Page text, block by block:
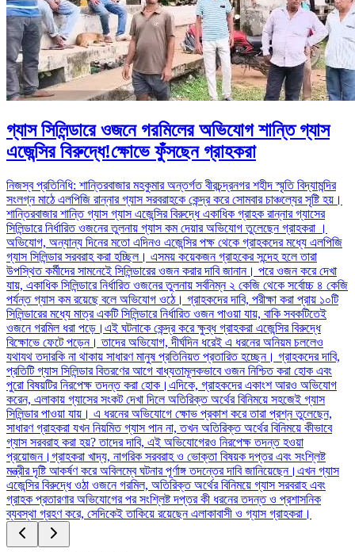
গ্যাস সিলিন্ডারে ওজনে গরমিলের অভিযোগ শান্তি গ্যাস
এজেন্সির বিরুদ্ধে!ক্ষোভে ফুঁসছেন গ্রাহকরা
নিজস্ব প্রতিনিধি: শান্তিরবাজার মহকুমার অন্তর্গত বীরচন্দ্রনগর শহীদ স্মৃতি বিদ্যামন্দির
সংলগ্ন মাঠে এলপিজি রান্নার গ্যাস সরবরাহকে কেন্দ্র করে সোমবার চাঞ্চল্যের সৃষ্টি হয়।
শান্তিরবাজার শান্তি গ্যাস গ্যাস এজেন্সির বিরুদ্ধে একাধিক গ্রাহক রান্নার গ্যাসের
সিলিন্ডারে নির্ধারিত ওজনের তুলনায় গ্যাস কম দেয়ার অভিযোগ তুলেছেন গ্রাহকরা ।
অভিযোগ, অন্যান্য দিনের মতো এদিনও এজেন্সির পক্ষ থেকে গ্রাহকদের মধ্যে এলপিজি
গ্যাস সিলিন্ডার সরবরাহ করা হচ্ছিল। এসময় কয়েকজন গ্রাহকের সন্দেহ হলে তারা
উপস্থিত কর্মীদের সামনেইে সিলিন্ডারের ওজন করার দাবি জানান। পরে ওজন করে দেখা
যায়, একাধিক সিলিন্ডারে নির্ধারিত ওজনের তুলনায় সর্বনিম্ন ২ কেজি থেকে সর্বোচ্চ ৪ কেজি
পর্যন্ত গ্যাস কম রয়েছে বলে অভিযোগ ওঠে। গ্রাহকদের দাবি, পরীক্ষা করা প্রায় ১০টি
সিলিন্ডারের মধ্যে মাত্র একটি সিলিন্ডারে নির্ধারিত ওজন পাওয়া যায়, বাকি সবকটিতেই
ওজনে গরমিল ধরা পড়ে।এই ঘটনাকে কেন্দ্র করে ক্ষুব্ধ গ্রাহকরা এজেন্সির বিরুদ্ধে
বিক্ষোভে ফেটে পড়েন। তাদের অভিযোগ, দীর্ঘদিন ধরেই এ ধরনের অনিয়ম চললেও
যথাযথ তদারকি না থাকায় সাধারণ মানুষ প্রতিনিয়ত প্রতারিত হচ্ছেন। গ্রাহকদের দাবি,
প্রতিটি গ্যাস সিলিন্ডার বিতরণের আগে বাধ্যতামূলকভাবে ওজন নিশ্চিত করা হোক এবং
পুরো বিষয়টির নিরপেক্ষ তদন্ত করা হোক।এদিকে, গ্রাহকদের একাংশ আরও অভিযোগ
করেন, এলাকায় গ্যাসের সংকট দেখা দিলে অতিরিক্ত অর্থের বিনিময়ে সহজেই গ্যাস
সিলিন্ডার পাওয়া যায়। এ ধরনের অভিযোগে ক্ষোভ প্রকাশ করে তারা প্রশ্ন তুলেছেন,
সাধারণ গ্রাহকরা যখন নিয়মিত গ্যাস পান না, তখন অতিরিক্ত অর্থের বিনিময়ে কীভাবে
গ্যাস সরবরাহ করা হয়? তাদের দাবি, এই অভিযোগেরও নিরপেক্ষ তদন্ত হওয়া
প্রয়োজন।গ্রাহকরা খাদ্য, নাগরিক সরবরাহ ও ভোক্তা বিষয়ক দপ্তর এবং সংশ্লিষ্ট
মন্ত্রীর দৃষ্টি আকর্ষণ করে অবিলম্বে ঘটনার পূর্ণাঙ্গ তদন্তের দাবি জানিয়েছেন।এখন গ্যাস
এজেন্সির বিরুদ্ধে ওঠা ওজনে গরমিল, অতিরিক্ত অর্থের বিনিময়ে গ্যাস সরবরাহ এবং
গ্রাহক প্রতারণার অভিযোগের পর সংশ্লিষ্ট দপ্তর কী ধরনের তদন্ত ও প্রশাসনিক
ব্যবস্থা গ্রহণ করে, সেদিকেই তাকিয়ে রয়েছেন এলাকাবাসী ও গ্যাস গ্রাহকরা।